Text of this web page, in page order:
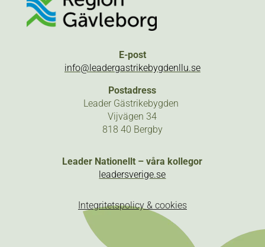
E-post
info@leadergastrikebygdenllu.se
Postadress
Leader Gästrikebygden
Vijvägen 34
818 40 Bergby
Leader Nationellt – våra kollegor
leadersverige.se
Integritetspolicy & cookies